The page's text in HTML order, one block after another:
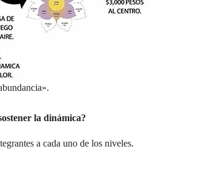
la dinámica?
a cada uno de los niveles.